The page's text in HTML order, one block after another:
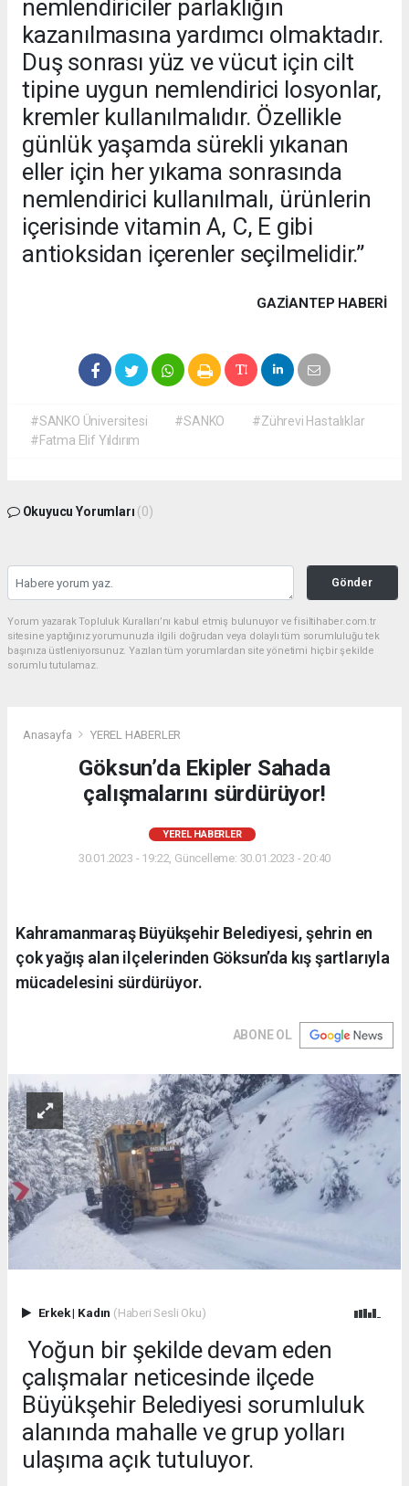
nemlendiriciler parlaklığın
kazanılmasına yardımcı olmaktadır.
Duş sonrası yüz ve vücut için cilt
tipine uygun nemlendirici losyonlar,
kremler kullanılmalıdır. Özellikle
günlük yaşamda sürekli yıkanan
eller için her yıkama sonrasında
nemlendirici kullanılmalı, ürünlerin
içerisinde vitamin A, C, E gibi
antioksidan içerenler seçilmelidir.”
GAZIANTEP HABERİ
#SANKO Üniversitesi #SANKO
#Zührevi Hastalıklar
#Fatma Elif Yıldırım
Okuyucu Yorumları (0)
Gönder
Yorum yazarak Topluluk Kuralları’nı kabul etmiş bulunuyor ve fisiltihaber.com.tr
sitesine yaptığınız yorumunuzla ilgili doğrudan veya dolaylı tüm sorumluluğu tek
başınıza üstleniyorsunuz. Yazılan tüm yorumlardan site yönetimi hiçbir şekilde
sorumlu tutulamaz.
Anasayfa YEREL HABERLER
Göksun’da Ekipler Sahada
çalışmalarını sürdürüyor!
YEREL HABERLER
30.01.2023 - 19:22, Güncelleme: 30.01.2023 - 20:40
Kahramanmaraş Büyükşehir Belediyesi, şehrin en
çok yağış alan ilçelerinden Göksun’da kış şartlarıyla
mücadelesini sürdürüyor.
ABONE OL
Erkek| Kadın (Haberi Sesli Oku)
Yoğun bir şekilde devam eden
çalışmalar neticesinde ilçede
Büyükşehir Belediyesi sorumluluk
alanında mahalle ve grup yolları
ulaşıma açık tutuluyor.